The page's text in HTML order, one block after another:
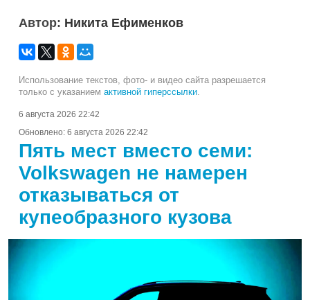
Автор: Никита Ефименков
Использование текстов, фото- и видео сайта разрешается
только с указанием активной гиперссылки
6 августа 2026 22:42
Обновлено: 6 августа 2026 22:42
Пять мест вместо семи:
Volkswagen не намерен
отказываться от
купеобразного кузова